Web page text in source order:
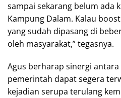
sampai sekarang belum ada
Kampung Dalam. Kalau
yang sudah dipasang di
oleh masyarakat,” tegasnya.
Agus berharap sinergi
pemerintah dapat segera
kejadian serupa terulang